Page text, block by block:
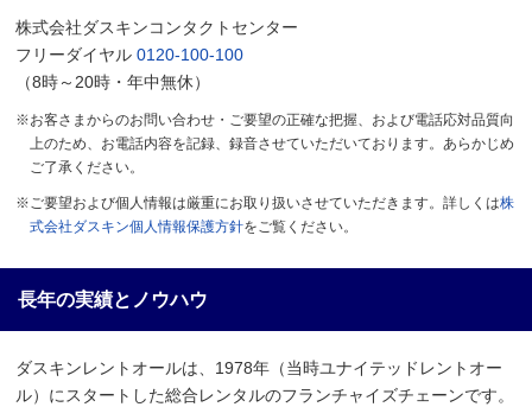
株式会社ダスキンコンタクトセンター
フリーダイヤル 0120-100-100
（8時～20時・年中無休）
※お客さまからのお問い合わせ・ご要望の正確な把握、および電話応対品質向
上のため、お電話内容を記録、録音させていただいております。あらかじめ
ご了承ください。
※ご要望および個人情報は厳重にお取り扱いさせていただきます。詳しくは株
式会社ダスキン個人情報保護方針をご覧ください。
長年の実績とノウハウ
ダスキンレントオールは、1978年（当時ユナイテッドレントオー
ル）にスタートした総合レンタルのフランチャイズチェーンです。